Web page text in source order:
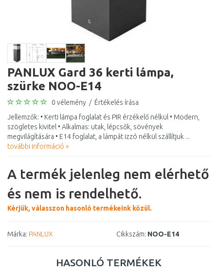
PANLUX Gard 36 kerti lámpa,
szürke NOO-E14
0 vélemény / Értékelés írása
Jellemzők: • Kerti lámpa foglalat és PIR érzékelő nélkül • Modern,
szögletes kivitel • Alkalmas: utak, lépcsők, sövények
megvilágítására • E14 foglalat, a lámpát izzó nélkül szállítjuk ...
további információ »
A termék jelenleg nem elérhető
és nem is rendelhető.
Kérjük, válasszon hasonló termékeink közül.
Márka: PANLUX Cikkszám: NOO-E14
HASONLÓ TERMÉKEK